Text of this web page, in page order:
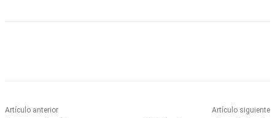
Artículo anterior Artículo siguiente